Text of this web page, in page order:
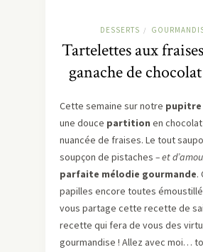
DESSERTS /
Tartelettes aux
ganache de
Cette semaine sur notre pupitre
une douce partition en
nuancée de fraises. Le tout
soupçon de pistaches – et
parfaite mélodie gourmande.
papilles encore toutes
vous partage cette recette de
recette qui fera de vous des
gourmandise ! Allez avec moi…